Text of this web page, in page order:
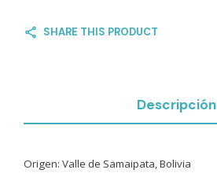
SHARE THIS PRODUCT
Descripción
Origen: Valle de Samaipata, Bolivia